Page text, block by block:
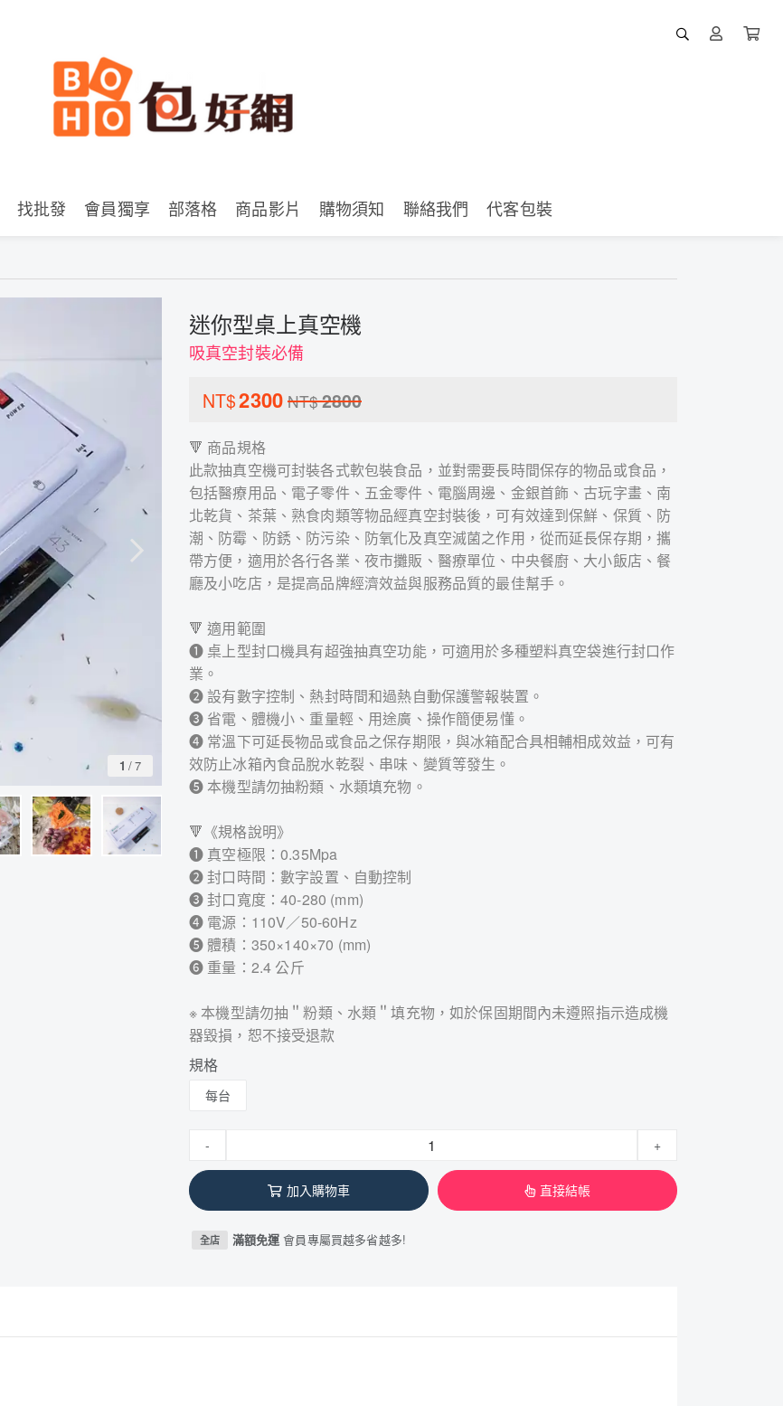
找批發 會員獨享 部落格 商品影片 購物須知 聯絡我們 代客包裝
1 /7
迷你型桌上真空機
吸真空封裝必備
NT$2300 NT$2800
🔻 商品規格
此款抽真空機可封裝各式軟包裝食品，並對需要長時間保存的物品或食品，
包括醫療用品、電子零件、五金零件、電腦周邊、金銀首飾、古玩字畫、南
北乾貨、茶葉、熟食肉類等物品經真空封裝後，可有效達到保鮮、保質、防
潮、防霉、防銹、防污染、防氧化及真空滅菌之作用，從而延長保存期，攜
帶方便，適用於各行各業、夜市攤販、醫療單位、中央餐廚、大小飯店、餐
廳及小吃店，是提高品牌經濟效益與服務品質的最佳幫手。
🔻 適用範圍
➊ 桌上型封口機具有超強抽真空功能，可適用於多種塑料真空袋進行封口作
業。
➋ 設有數字控制、熱封時間和過熱自動保護警報裝置。
➌ 省電、體機小、重量輕、用途廣、操作簡便易懂。
➍ 常溫下可延長物品或食品之保存期限，與冰箱配合具相輔相成效益，可有
效防止冰箱內食品脫水乾裂、串味、變質等發生。
➎ 本機型請勿抽粉類、水類填充物。
🔻《規格說明》
➊ 真空極限：0.35Mpa
➋ 封口時間：數字設置、自動控制
➌ 封口寬度：40-280 (mm)
➍ 電源：110V／50-60Hz
➎ 體積：350×140×70 (mm)
➏ 重量：2.4 公斤
※ 本機型請勿抽＂粉類、水類＂填充物，如於保固期間內未遵照指示造成機
器毀損，恕不接受退款
規格
每台
- +
加入購物車 直接結帳
全店 滿額免運會員專屬買越多省越多!